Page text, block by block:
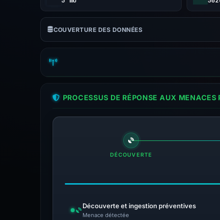
COUVERTURE DES DONNÉES
PROCESSUS DE RÉPONSE AUX MENACES
DÉCOUVERTE
Découverte et ingestion préventives
Menace détectée